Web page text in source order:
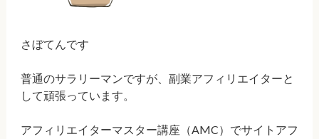
さぼてんです
普通のサラリーマンですが、副業アフィリエイターと
して頑張っています。
アフィリエイターマスター講座（AMC）でサイトアフ